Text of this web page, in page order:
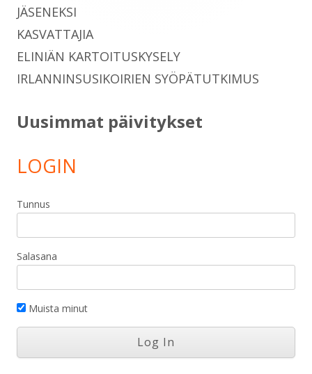
JÄSENEKSI
KASVATTAJIA
ELINIÄN KARTOITUSKYSELY
IRLANNINSUSIKOIRIEN SYÖPÄTUTKIMUS
Uusimmat päivitykset
LOGIN
Tunnus
Salasana
Muista minut